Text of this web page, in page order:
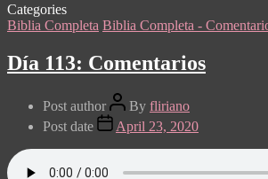
Categories
Biblia Completa Biblia Completa -
Día 113: Comentarios
Post author By fliriano
Post date
April 23, 2020